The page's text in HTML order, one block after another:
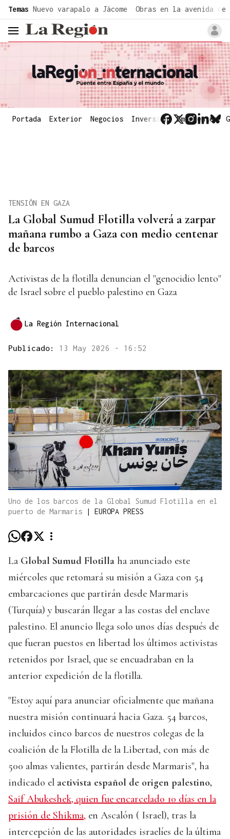
Temas Nuevo varapalo a Jácome Obras en la avenida de
header.menu.open
Portada Exterior Negocios Inversión Emergentes
La Global Sumud Flotilla volverá a zarpar
mañana rumbo a Gaza con medio centenar
de barcos
TENSIÓN EN GAZA
Activistas de la flotilla denuncian el "genocidio lento"
de Israel sobre el pueblo palestino en Gaza
La Región Internacional
Publicado: 13 May 2026 - 16:52
Uno de los barcos de la Global Sumud Flotilla en el
puerto de Marmaris
| EUROPA PRESS
La Global Sumud Flotilla ha anunciado este
miércoles que retomará su misión a Gaza con 54
embarcaciones que partirán desde Marmaris
(Turquía) y buscarán llegar a las costas del enclave
palestino. El anuncio llega solo unos días después de
que fueran puestos en libertad los últimos activistas
retenidos por Israel, que se encuadraban en la
anterior expedición de la flotilla.
"Estoy aquí para anunciar oficialmente que mañana
nuestra misión continuará hacia Gaza. 54 barcos,
incluidos cinco barcos de nuestros colegas de la
coalición de la Flotilla de la Libertad, con más de
500 almas valientes, partirán desde Marmaris", ha
indicado el activista español de origen palestino,
Saif Abukeshek, quien fue encarcelado 10 días en la
prisión de Shikma, en Ascalón ( Israel), tras la
intercepción de las autoridades israelíes de la última